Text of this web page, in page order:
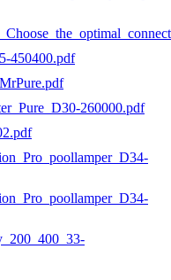
450400.pdf
260000.pdf